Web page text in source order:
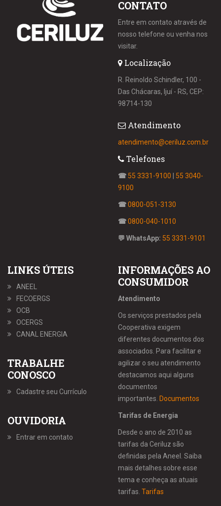
CONTATO
Entre em contato através de
nosso telefone ou venha nos
visitar.
Localização
R. Reinoldo Schindler, 100 -
Das Chácaras, Ijuí - RS, CEP:
98714-130
Atendimento
atendimento@ceriluz.com.br
Telefones
☎ 55 3331-9100
55 3040-
9100
☎0800-051-3130
☎0800-040-1010
💬 WhatsApp: 55 3331-9101
LINKS ÚTEIS
ANEEL
FECOERGS
OCB
OCERGS
CANAL ENERGIA
TRABALHE
CONOSCO
Cadastre seu Currículo
OUVIDORIA
Entrar em contato
INFORMAÇÕES AO
CONSUMIDOR
Atendimento
Os serviços prestados pela
Cooperativa exigem
diferentes documentos dos
associados. Para facilitar e
agilizar o seu atendimento
destacamos aqui alguns
documentos
importantes. Documentos
Tarifas de Energia
Desde o ano de 2010 as
tarifas da Ceriluz são
definidas pela Aneel. Saiba
mais detalhes sobre esse
tema e conheça as atuais
tarifas. Tarifas